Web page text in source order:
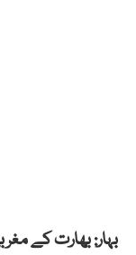
بہار: بھارت کے